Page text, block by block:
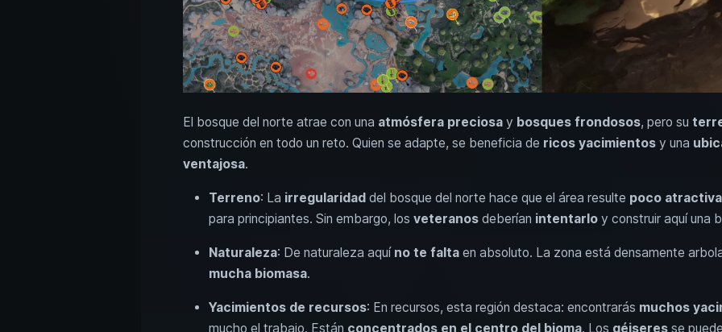
El bosque del norte atrae con una atmósfera preciosay bosques frondosos, pero su
construcción en todo un reto. Quien se adapte, se beneficia de ricos yacimientosy una
ventajosa.
Terreno: La irregularidaddel bosque del norte hace que el área resulte poco
para principiantes. Sin embargo, los veteranosdeberían intentarloy construir aquí una
Naturaleza: De naturaleza aquí no te faltaen absoluto. La zona está densamente
mucha biomasa.
Yacimientos de recursos: En recursos, esta región destaca: encontrarás muchos
mucho el trabajo. Están concentrados en el centro del bioma. Los géiseresse